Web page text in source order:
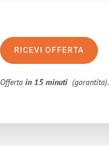
RICEVI OFFERTA
Offertain 15 minuti (garantita).